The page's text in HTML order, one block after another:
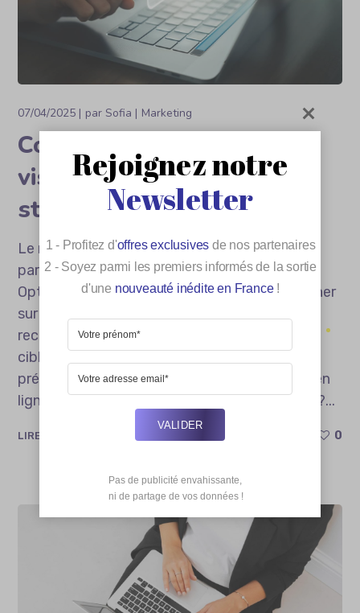
07/04/2025 parSofia Marketing
Comment renforcer votre
visibilité en ligne avec une
stratégie SEO adaptée ?
Le référencement naturel, en général désigné
par le terme anglais SEO (Search Engine
Optimization), vous aide à bien vous positionner
sur le web. L’optimisation pour les moteurs de
recherche attire l’attention de votre audience
cible et renforce votre visibilité. Une stratégie
précise et adaptée contribue à votre succès en
ligne. Quels sont les atouts d’un bon contenu ?...
LIRE PLUS 0
Rejoignez notre
Newsletter
1 - Profitez d'offres exclusives de nos partenaires
2 - Soyez parmi les premiers informés de la sortie
d'une nouveauté inédite en France!
VALIDER
Pas de publicité envahissante,
ni de partage de vos données !